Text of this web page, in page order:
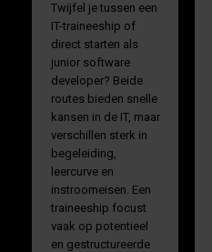
Twijfel je tussen een
IT-traineeship of
direct starten als
junior software
developer? Beide
routes bieden snelle
kansen in de IT, maar
verschillen sterk in
begeleiding,
leercurve en
instroomeisen. Een
traineeship focust
vaak op potentieel
en gestructureerde